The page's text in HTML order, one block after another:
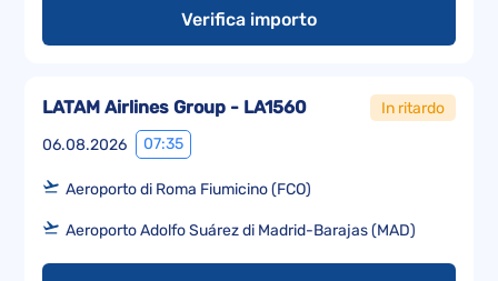
Verifica importo
06.08.2026 07:35
LATAM Airlines Group - LA1560 In ritardo
Aeroporto di Roma Fiumicino (FCO)
Aeroporto Adolfo Suárez di Madrid-Barajas (MAD)